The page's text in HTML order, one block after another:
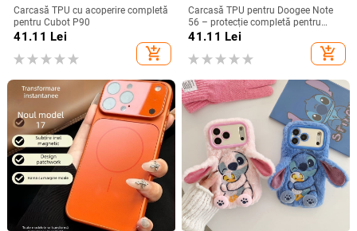
Carcasă TPU cu acoperire completă
pentru Cubot P90
41.11 Lei
add_shopping_cart
Carcasă TPU pentru Doogee Note
56 – protecție completă pentru
Note 56, Plus și Pro, realizată
41.11 Lei
add_shopping_cart